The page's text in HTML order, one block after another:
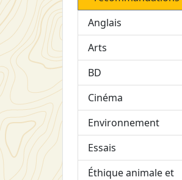
Anglais
Arts
BD
Cinéma
Environnement
Essais
Éthique animale et